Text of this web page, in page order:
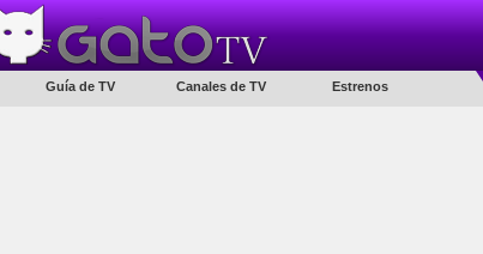
Guía de TV Canales de TV Estrenos